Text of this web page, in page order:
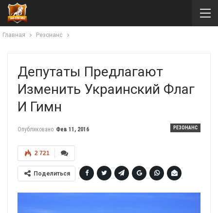
Главная Резонанс
Депутаты Предлагают
Изменить Украинский Флаг
И Гимн
РЕЗОНАНС
Опубликовано Фев 11, 2016
2 721
Поделиться